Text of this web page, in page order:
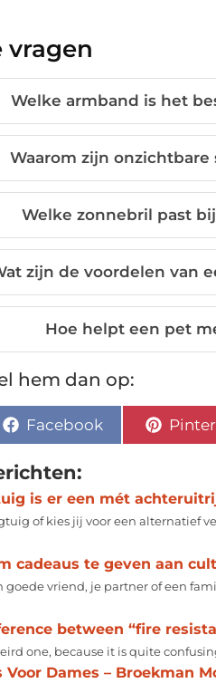
vragen
Welke armband is het
Waarom zijn
Welke zonnebril past
zijn de voordelen van
Hoe helpt een pet
hem dan op:
Facebook
is er een mét
of kies jij voor een alternatief
cadeaus te geven aan
goede vriend, je partner of een
between “fire
one, because it is quite
Voor Dames – Broekman